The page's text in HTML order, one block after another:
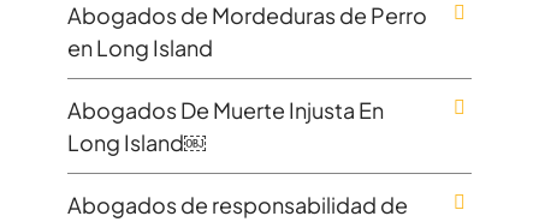
Abogados de Mordeduras de Perro
en Long Island
Abogados De Muerte Injusta En
Long Island￼
Abogados de responsabilidad de